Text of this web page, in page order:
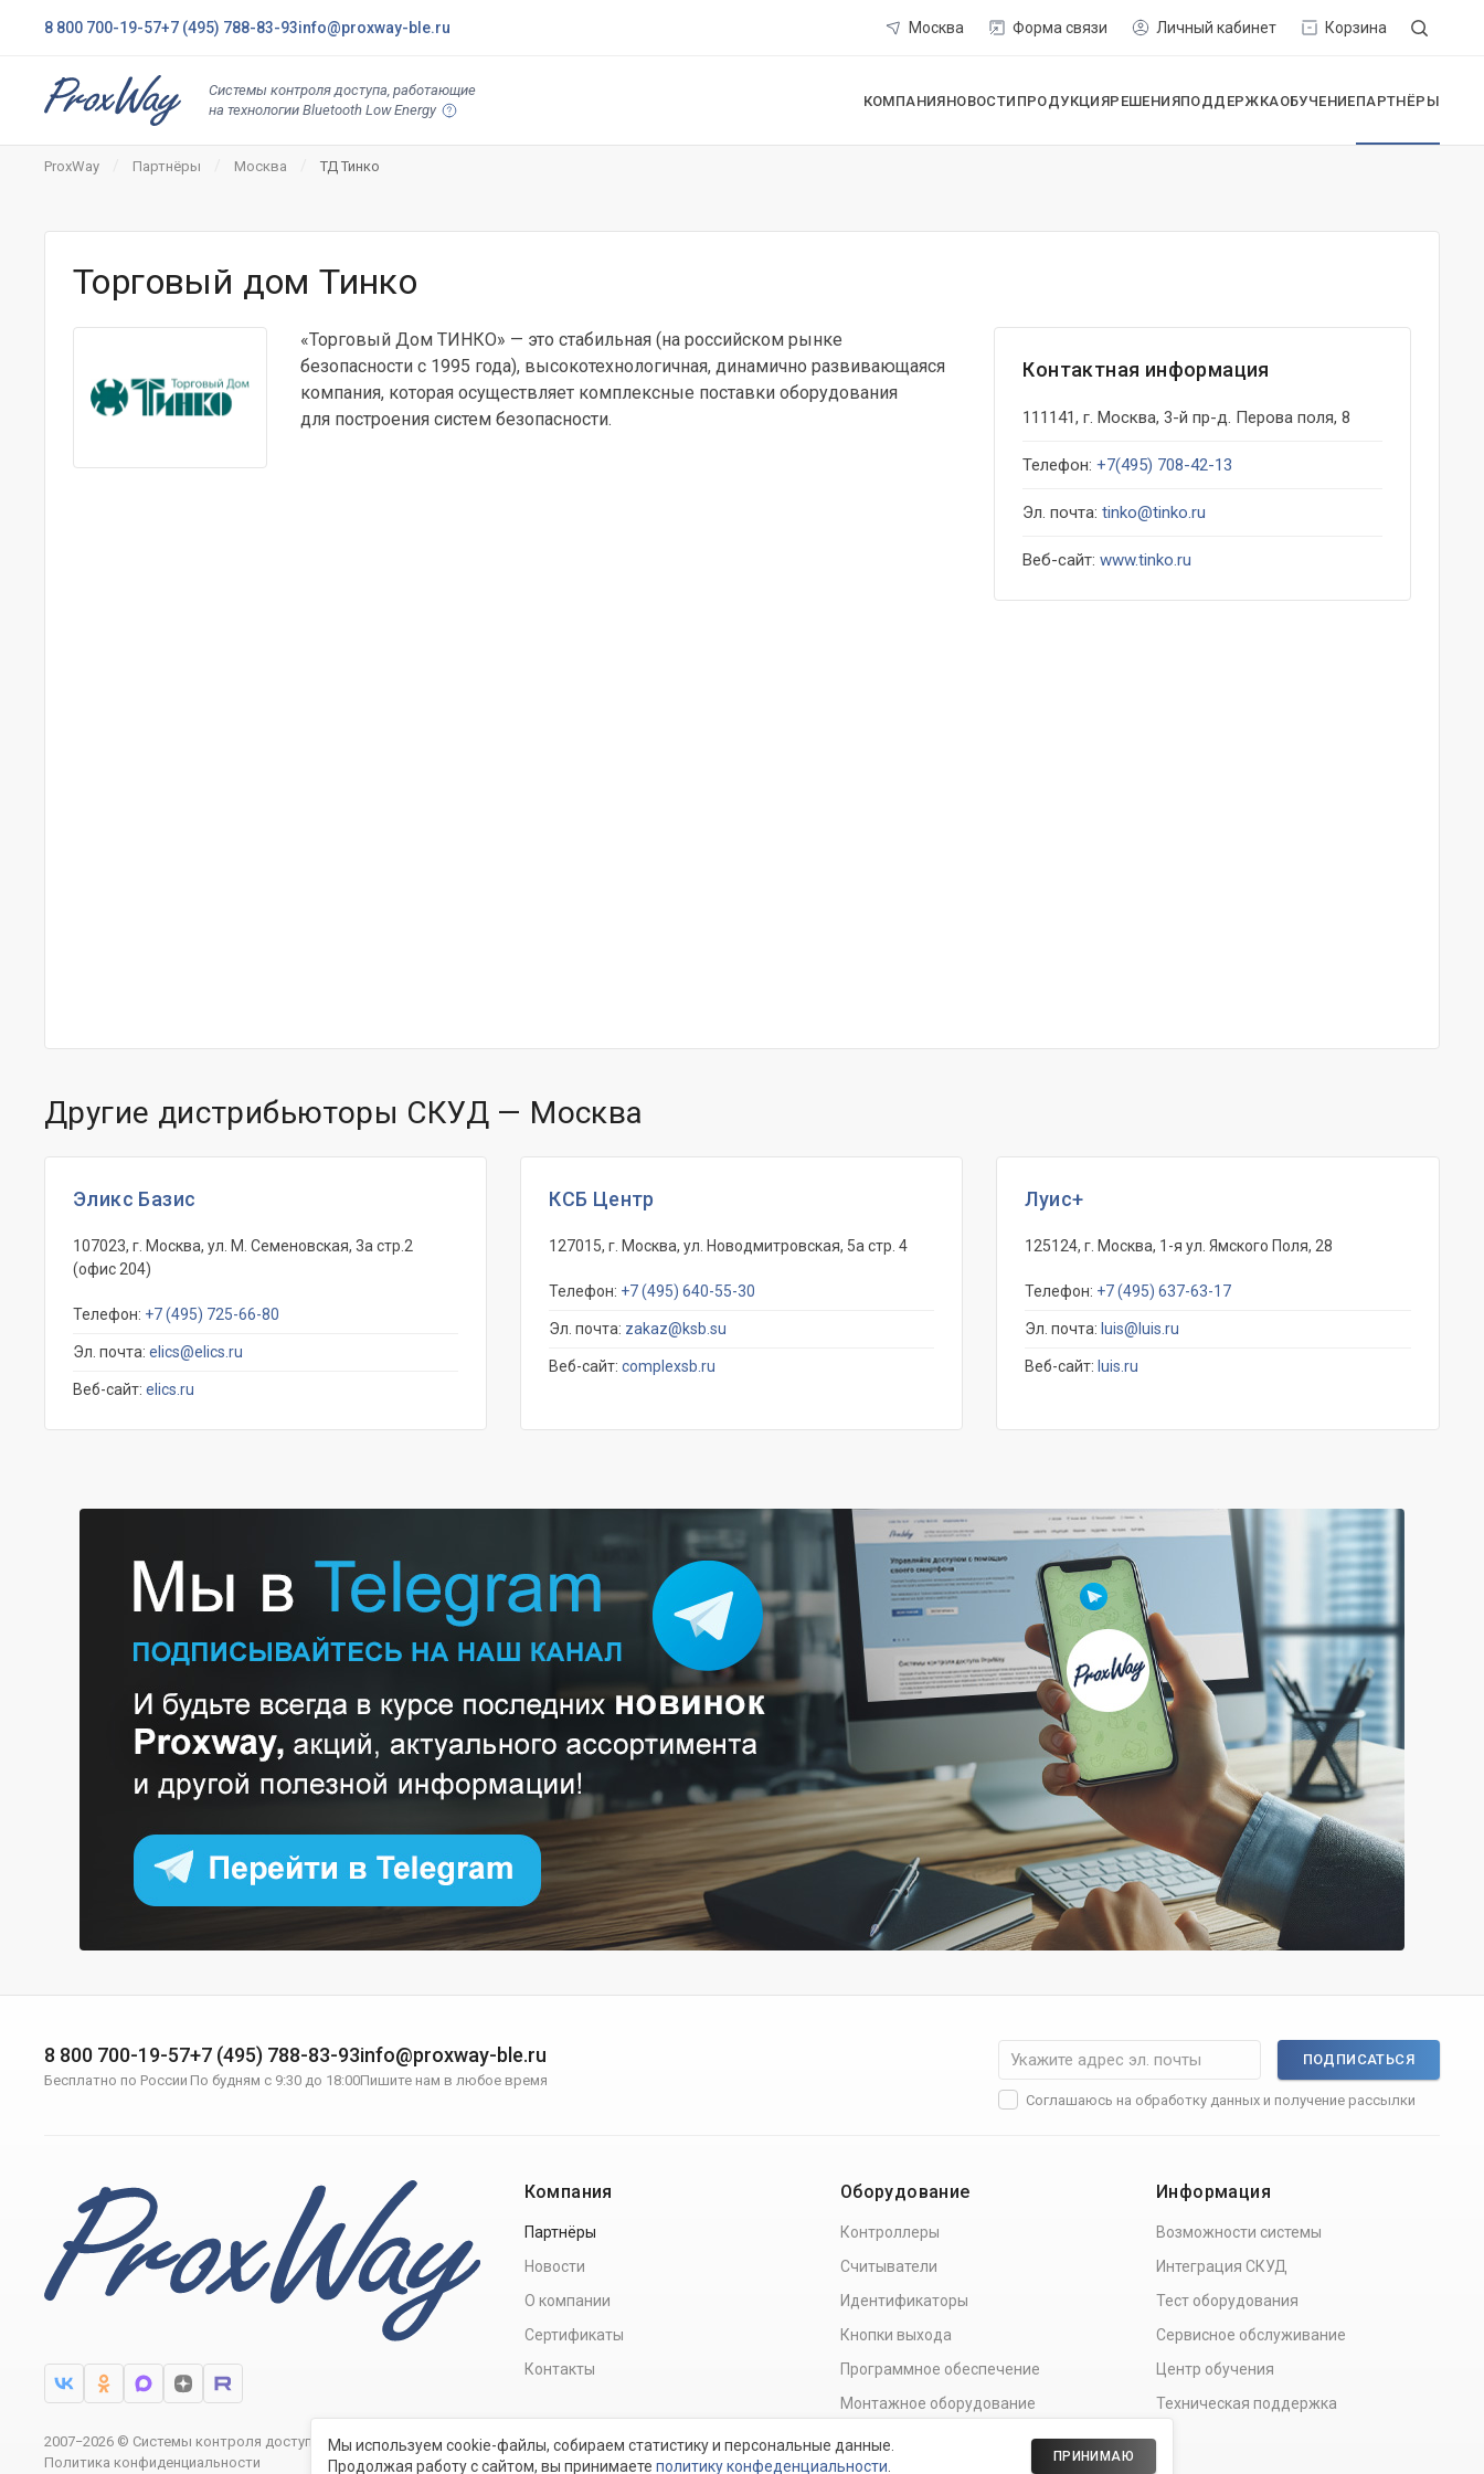
8 800 700-19-57+7 (495) 788-83-93info@proxway-ble.ru Москва Форма связи Личный кабинет Корзина
Системы контроля доступа, работающие
на технологии Bluetooth Low Energy
КОМПАНИЯНОВОСТИ ПРОДУКЦИЯРЕШЕНИЯПОДДЕРЖКАОБУЧЕНИЕПАРТНЁРЫ
ProxWay Партнёры Москва ТД Тинко
Торговый дом Тинко
Контактная информация
111141, г. Москва, 3-й пр-д. Перова поля, 8
Телефон:+7(495) 708-42-13
Эл. почта:tinko@tinko.ru
Веб-сайт:www.tinko.ru
«Торговый Дом ТИНКО» — это стабильная (на российском рынке
безопасности с 1995 года), высокотехнологичная, динамично развивающаяся
компания, которая осуществляет комплексные поставки оборудования
для построения систем безопасности.
Другие дистрибьюторы СКУД — Москва
Эликс Базис
107023, г. Москва, ул. М. Семеновская, 3а стр.2
(офис 204)
Телефон: +7 (495) 725-66-80
Эл. почта: elics@elics.ru
Веб-сайт: elics.ru
КСБ Центр
127015, г. Москва, ул. Новодмитровская, 5а стр. 4
Телефон: +7 (495) 640-55-30
Эл. почта: zakaz@ksb.su
Веб-сайт:complexsb.ru
Луис+
125124, г. Москва, 1-я ул. Ямского Поля, 28
Телефон: +7 (495) 637-63-17
Эл. почта: luis@luis.ru
Веб-сайт: luis.ru
8 800 700-19-57
Бесплатно по России
+7 (495) 788-83-93
По будням с 9:30 до 18:00
info@proxway-ble.ru
Пишите нам в любое время
ПОДПИСАТЬСЯ
Соглашаюсь на обработку данных и получение рассылки
2007−2026 © Системы контроля доступа ProxWay
Политика конфиденциальности
Компания
Партнёры
Новости
О компании
Сертификаты
Контакты
Оборудование
Контроллеры
Считыватели
Идентификаторы
Кнопки выхода
Программное обеспечение
Монтажное оборудование
Информация
Возможности системы
Интеграция СКУД
Тест оборудования
Сервисное обслуживание
Центр обучения
Техническая поддержка
Мы используем cookie-файлы, собираем статистику и персональные данные.
Продолжая работу с сайтом, вы принимаете политику конфеденциальности
ПРИНИМАЮ